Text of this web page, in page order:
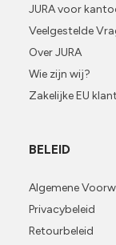
JURA voor
Veelgestelde
Over JURA
Wie zijn wij?
Zakelijke EU
BELEID
Algemene
Privacybeleid
Retourbeleid